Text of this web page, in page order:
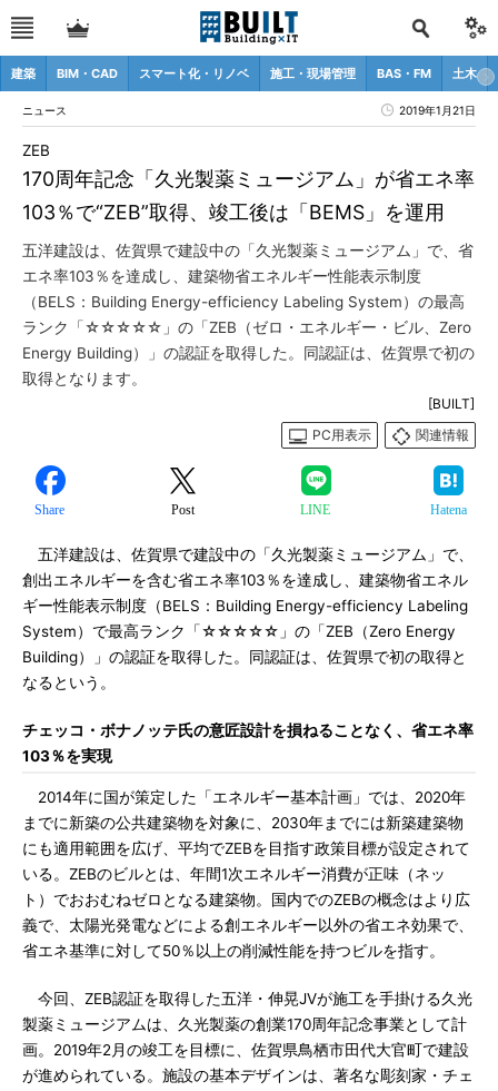
建築 BIM・CAD スマート化・リノベ 施工・現場管理 BAS・FM 土木
ニュース 2019年1月21日
170周年記念「久光製薬ミュージアム」が省エネ率
103％で“ZEB”取得、竣工後は「BEMS」を運用
ZEB
五洋建設は、佐賀県で建設中の「久光製薬ミュージアム」で、省
エネ率103％を達成し、建築物省エネルギー性能表示制度
（BELS：Building Energy-efficiency Labeling System）の最高
ランク「☆☆☆☆☆」の「ZEB（ゼロ・エネルギー・ビル、Zero
Energy Building）」の認証を取得した。同認証は、佐賀県で初の
取得となります。
[BUILT]
PC用表示
関連情報
Share Post LINE Hatena
五洋建設は、佐賀県で建設中の「久光製薬ミュージアム」で、
創出エネルギーを含む省エネ率103％を達成し、建築物省エネル
ギー性能表示制度（BELS：Building Energy-efficiency Labeling
System）で最高ランク「☆☆☆☆☆」の「ZEB（Zero Energy
Building）」の認証を取得した。同認証は、佐賀県で初の取得と
なるという。
チェッコ・ボナノッテ氏の意匠設計を損ねることなく、省エネ率
103％を実現
2014年に国が策定した「エネルギー基本計画」では、2020年
までに新築の公共建築物を対象に、2030年までには新築建築物
にも適用範囲を広げ、平均でZEBを目指す政策目標が設定されて
いる。ZEBのビルとは、年間1次エネルギー消費が正味（ネッ
ト）でおおむねゼロとなる建築物。国内でのZEBの概念はより広
義で、太陽光発電などによる創エネルギー以外の省エネ効果で、
省エネ基準に対して50％以上の削減性能を持つビルを指す。
今回、ZEB認証を取得した五洋・伸晃JVが施工を手掛ける久光
製薬ミュージアムは、久光製薬の創業170周年記念事業として計
画。2019年2月の竣工を目標に、佐賀県鳥栖市田代大官町で建設
が進められている。施設の基本デザインは、著名な彫刻家・チェ